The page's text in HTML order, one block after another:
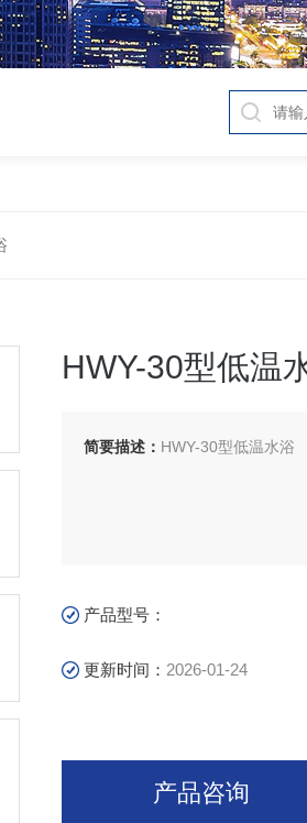
HWY-30型低温
简要描述： HWY-30型低温水浴
产品型号：
更新时间： 2026-01-24
产品咨询